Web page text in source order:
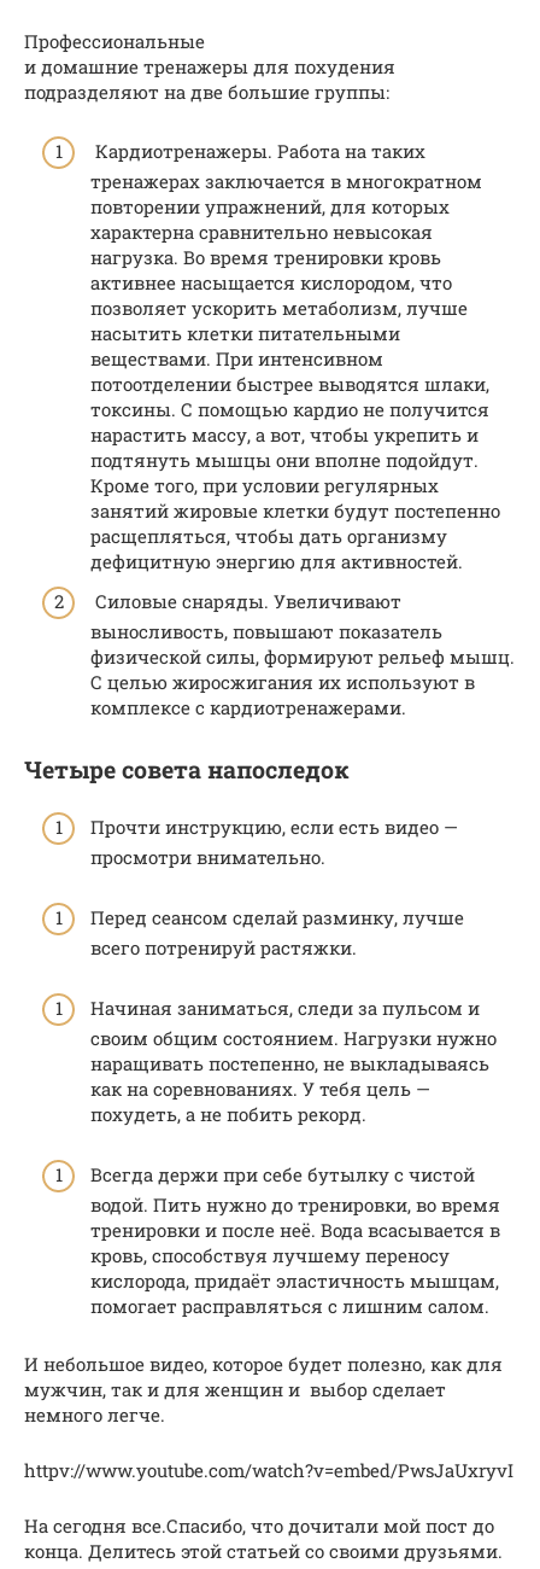
Профессиональные
и домашние тренажеры для похудения
подразделяют на две большие группы:
Кардиотренажеры. Работа на таких
тренажерах заключается в многократном
повторении упражнений, для которых
характерна сравнительно невысокая
нагрузка. Во время тренировки кровь
активнее насыщается кислородом, что
позволяет ускорить метаболизм, лучше
насытить клетки питательными
веществами. При интенсивном
потоотделении быстрее выводятся шлаки,
токсины. С помощью кардио не получится
нарастить массу, а вот, чтобы укрепить и
подтянуть мышцы они вполне подойдут.
Кроме того, при условии регулярных
занятий жировые клетки будут постепенно
расщепляться, чтобы дать организму
дефицитную энергию для активностей.
Силовые снаряды. Увеличивают
выносливость, повышают показатель
физической силы, формируют рельеф мышц.
С целью жиросжигания их используют в
комплексе с кардиотренажерами.
Четыре совета напоследок
Прочти инструкцию, если есть видео —
просмотри внимательно.
Перед сеансом сделай разминку, лучше
всего потренируй растяжки.
Начиная заниматься, следи за пульсом и
своим общим состоянием. Нагрузки нужно
наращивать постепенно, не выкладываясь
как на соревнованиях. У тебя цель —
похудеть, а не побить рекорд.
Всегда держи при себе бутылку с чистой
водой. Пить нужно до тренировки, во время
тренировки и после неё. Вода всасывается в
кровь, способствуя лучшему переносу
кислорода, придаёт эластичность мышцам,
помогает расправляться с лишним салом.
И небольшое видео, которое будет полезно, как для
мужчин, так и для женщин и выбор сделает
немного легче.
httpv://www.youtube.com/watch?v=embed/PwsJaUxryvI
На сегодня все.Спасибо, что дочитали мой пост до
конца. Делитесь этой статьей со своими друзьями.